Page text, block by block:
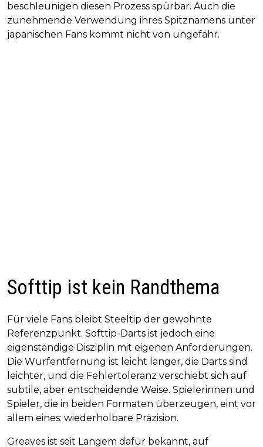
beschleunigen diesen Prozess spürbar. Auch die
zunehmende Verwendung ihres Spitznamens unter
japanischen Fans kommt nicht von ungefähr.
Softtip ist kein Randthema
Für viele Fans bleibt Steeltip der gewohnte
Referenzpunkt. Softtip-Darts ist jedoch eine
eigenständige Disziplin mit eigenen Anforderungen.
Die Wurfentfernung ist leicht länger, die Darts sind
leichter, und die Fehlertoleranz verschiebt sich auf
subtile, aber entscheidende Weise. Spielerinnen und
Spieler, die in beiden Formaten überzeugen, eint vor
allem eines: wiederholbare Präzision.
Greaves ist seit Langem dafür bekannt, auf